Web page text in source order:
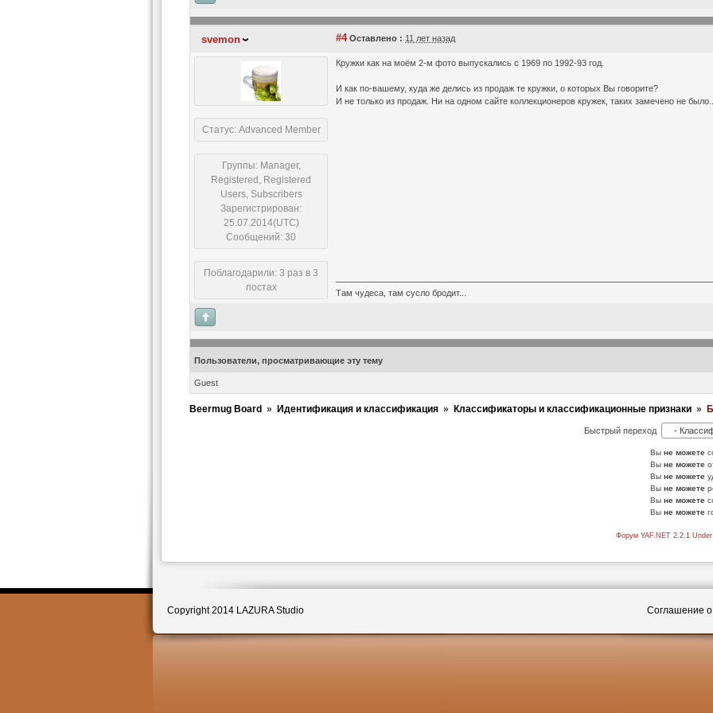
svemon #4Оставлено : 11 лет назад
Статус: Advanced Member
Группы: Manager,
Registered, Registered
Users, Subscribers
Зарегистрирован:
25.07.2014(UTC)
Сообщений: 30
Поблагодарили: 3 раз в 3
постах
Кружки как на моём 2-м фото выпускались с 1969 по 1992-93 год.
И как по-вашему, куда же делись из продаж те кружки, о которых Вы говорите?
И не только из продаж. Ни на одном сайте коллекционеров кружек, таких замечено не
Там чудеса, там сусло бродит...
Пользователи, просматривающие эту тему
Guest
Beermug Board » Идентификация и классификация » Классификаторы и классификационные признаки »
Быстрый переход
Вы не можете
Вы не можете
Вы не можете
Вы не можете
Вы не можете
Вы не можете
Форум YAF.NET 2.2.1 Under
Copyright 2014 LAZURA Studio Соглашение о